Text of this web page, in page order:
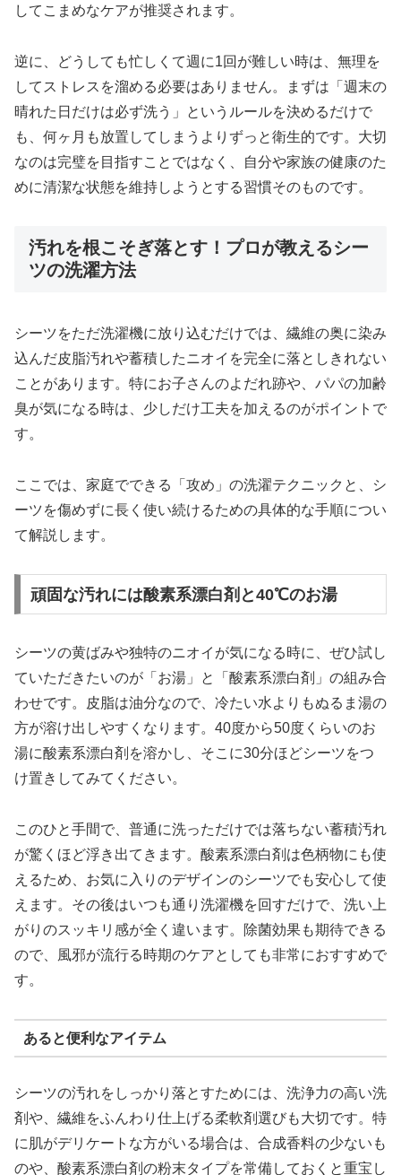
してこまめなケアが推奨されます。
逆に、どうしても忙しくて週に1回が難しい時は、無理を
してストレスを溜める必要はありません。まずは「週末の
晴れた日だけは必ず洗う」というルールを決めるだけで
も、何ヶ月も放置してしまうよりずっと衛生的です。大切
なのは完璧を目指すことではなく、自分や家族の健康のた
めに清潔な状態を維持しようとする習慣そのものです。
汚れを根こそぎ落とす！プロが教えるシー
ツの洗濯方法
シーツをただ洗濯機に放り込むだけでは、繊維の奥に染み
込んだ皮脂汚れや蓄積したニオイを完全に落としきれない
ことがあります。特にお子さんのよだれ跡や、パパの加齢
臭が気になる時は、少しだけ工夫を加えるのがポイントで
す。
ここでは、家庭でできる「攻め」の洗濯テクニックと、シ
ーツを傷めずに長く使い続けるための具体的な手順につい
て解説します。
頑固な汚れには酸素系漂白剤と40℃のお湯
シーツの黄ばみや独特のニオイが気になる時に、ぜひ試し
ていただきたいのが「お湯」と「酸素系漂白剤」の組み合
わせです。皮脂は油分なので、冷たい水よりもぬるま湯の
方が溶け出しやすくなります。40度から50度くらいのお
湯に酸素系漂白剤を溶かし、そこに30分ほどシーツをつ
け置きしてみてください。
このひと手間で、普通に洗っただけでは落ちない蓄積汚れ
が驚くほど浮き出てきます。酸素系漂白剤は色柄物にも使
えるため、お気に入りのデザインのシーツでも安心して使
えます。その後はいつも通り洗濯機を回すだけで、洗い上
がりのスッキリ感が全く違います。除菌効果も期待できる
ので、風邪が流行る時期のケアとしても非常におすすめで
す。
あると便利なアイテム
シーツの汚れをしっかり落とすためには、洗浄力の高い洗
剤や、繊維をふんわり仕上げる柔軟剤選びも大切です。特
に肌がデリケートな方がいる場合は、合成香料の少ないも
のや、酸素系漂白剤の粉末タイプを常備しておくと重宝し